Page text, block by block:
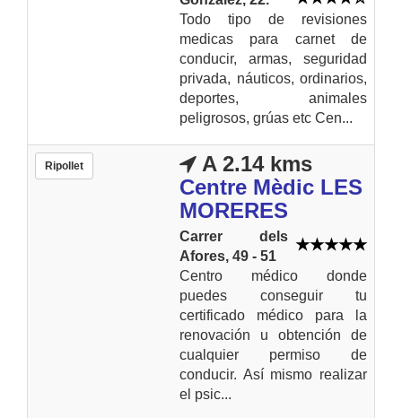
Todo tipo de revisiones
medicas para carnet de
conducir, armas, seguridad
privada, náuticos, ordinarios,
deportes, animales
peligrosos, grúas etc Cen...
Ripollet
A 2.14 kms
Centre Mèdic LES
MORERES
Carrer dels
Afores, 49 - 51
Centro médico donde
puedes conseguir tu
certificado médico para la
renovación u obtención de
cualquier permiso de
conducir. Así mismo realizar
el psic...